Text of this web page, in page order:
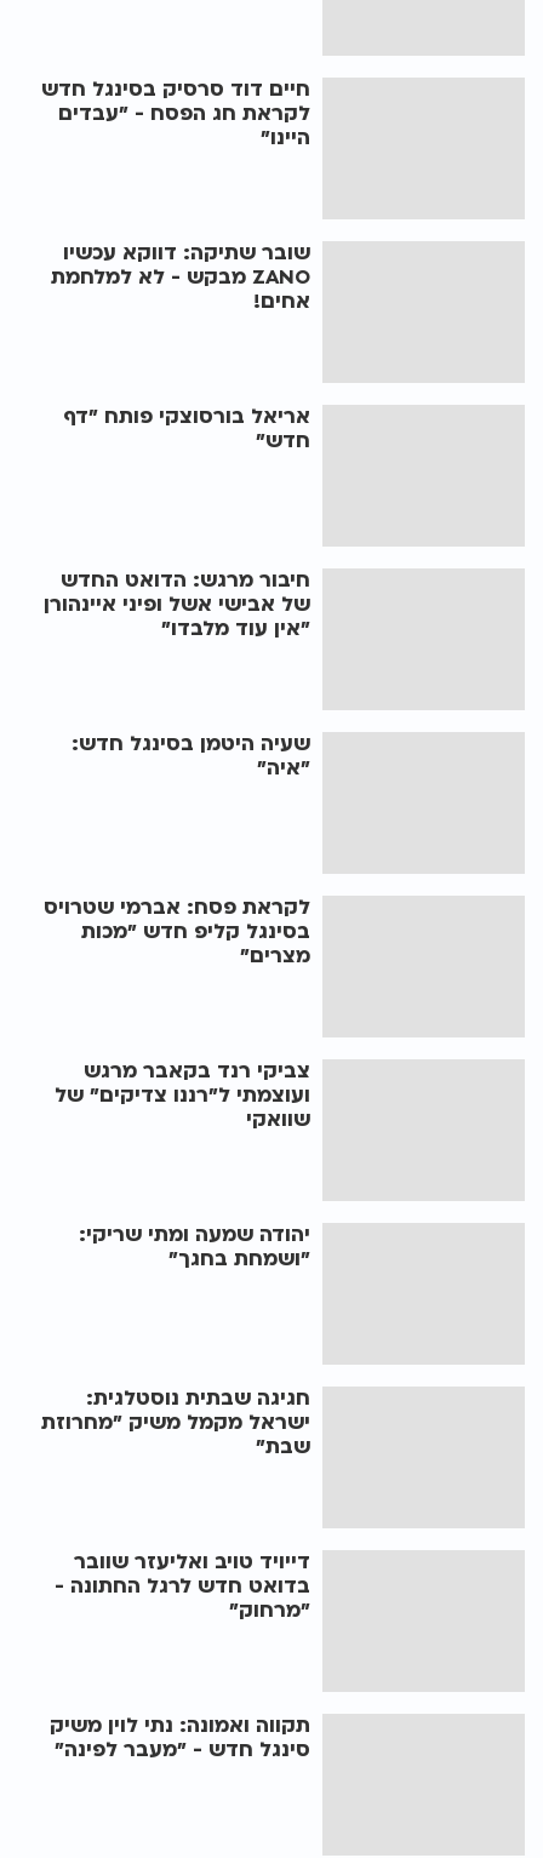
חיים דוד סרסיק בסינגל חדש
לקראת חג הפסח - "עבדים
היינו"
שובר שתיקה: דווקא עכשיו
ZANO מבקש - לא למלחמת
אחים!
אריאל בורסוצקי פותח "דף
חדש"
חיבור מרגש: הדואט החדש
של אבישי אשל ופיני איינהורן
"אין עוד מלבדו"
שעיה היטמן בסינגל חדש:
"איה"
לקראת פסח: אברמי שטרויס
בסינגל קליפ חדש "מכות
מצרים"
צביקי רנד בקאבר מרגש
ועוצמתי ל"רננו צדיקים" של
שוואקי
יהודה שמעה ומתי שריקי:
"ושמחת בחגך"
חגיגה שבתית נוסטלגית:
ישראל מקמל משיק "מחרוזת
שבת"
דייויד טויב ואליעזר שוובר
בדואט חדש לרגל החתונה -
"מרחוק"
תקווה ואמונה: נתי לוין משיק
סינגל חדש - "מעבר לפינה"